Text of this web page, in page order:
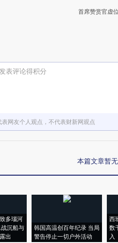
首席赞赏官虚
表评论得积分
表网友个人观点，不代表财新网观点
本篇文章暂
多瑙河
沉船与
出
韩国高温创百年纪录 当局
警告停止一切户外活动
西
数
入